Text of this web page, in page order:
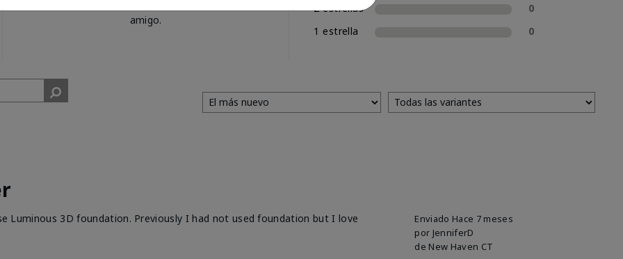
amigo.
2 estrellas
0
1 estrella
0
Enviado Hace 7 meses
por JenniferD
de New Haven CT
Luminous 3D foundation. Previously I had not used foundation but I love